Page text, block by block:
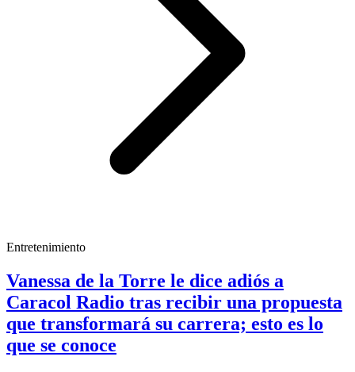
Entretenimiento
Vanessa de la Torre le dice adiós a
Caracol Radio tras recibir una propuesta
que transformará su carrera; esto es lo
que se conoce